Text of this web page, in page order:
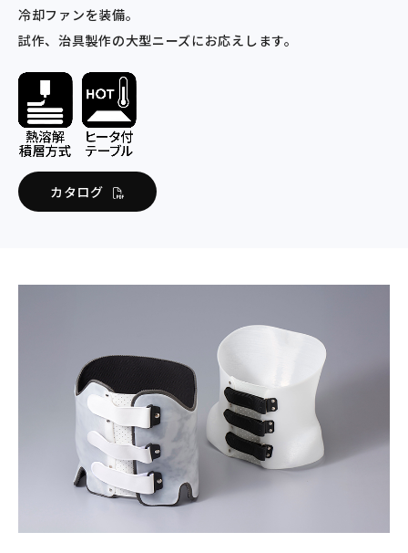
冷却ファンを装備。
試作、治具製作の大型ニーズにお応えします。
カタログ